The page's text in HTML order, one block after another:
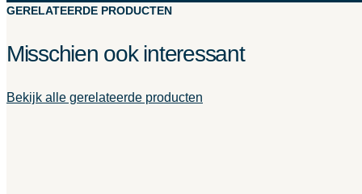
GERELATEERDE PRODUCTEN
Misschien ook interessant
Bekijk alle gerelateerde producten